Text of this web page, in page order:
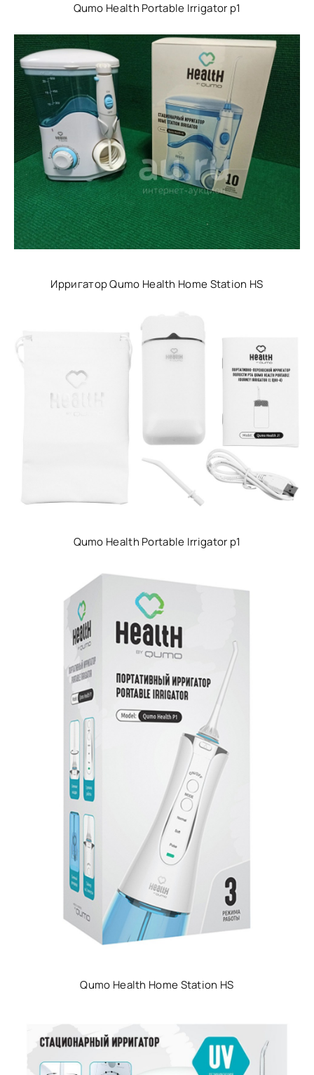
Qumo Health Portable Irrigator p1
Ирригатор Qumo Health Home Station HS
Qumo Health Portable Irrigator p1
Qumo Health Home Station HS